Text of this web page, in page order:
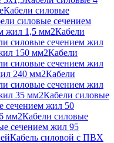
Кабели силовые
силовые сечением
жил 1,5 мм2Кабели
силовые сечением жил
150 мм2Кабели
силовые сечением жил
240 мм2Кабели
силовые сечением жил
35 мм2Кабели силовые
сечением жил 50
мм2Кабели силовые
сечением жил 95
Кабель силовой с ПВХ